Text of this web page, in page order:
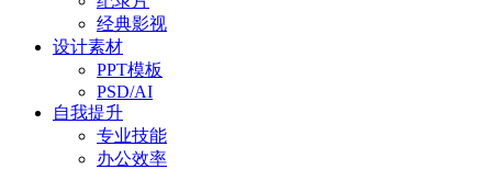
经典影视
设计素材
PPT模板
PSD/AI
自我提升
专业技能
办公效率